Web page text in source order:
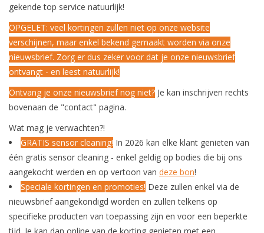
gekende top service natuurlijk!
OPGELET: veel kortingen zullen niet op onze website
verschijnen, maar enkel bekend gemaakt worden via onze
nieuwsbrief. Zorg er dus zeker voor dat je onze nieuwsbrief
ontvangt - en leest natuurlijk!
Ontvang je onze nieuwsbrief nog niet? Je kan inschrijven rechts
bovenaan de "contact" pagina.
Wat mag je verwachten?!
GRATIS sensor cleaning! In 2026 kan elke klant genieten van
één gratis sensor cleaning - enkel geldig op bodies die bij ons
aangekocht werden en op vertoon van deze bon!
Speciale kortingen en promoties! Deze zullen enkel via de
nieuwsbrief aangekondigd worden en zullen telkens op
specifieke producten van toepassing zijn en voor een beperkte